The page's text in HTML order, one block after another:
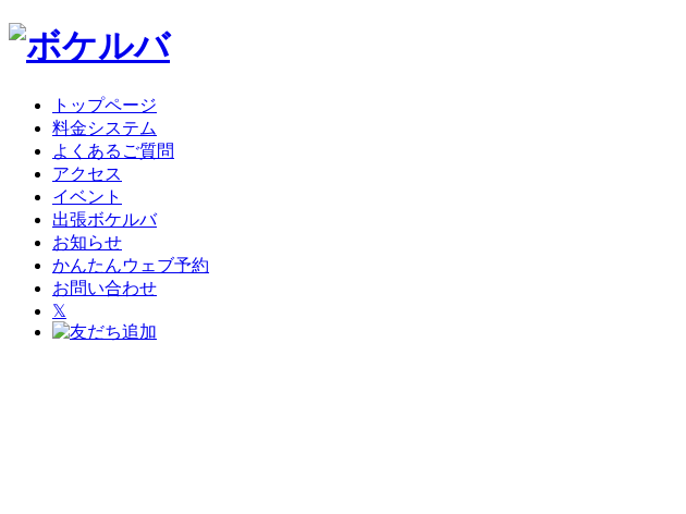
トップページ
料金システム
よくあるご質問
アクセス
イベント
出張ボケルバ
お知らせ
かんたんウェブ予約
お問い合わせ
𝕏